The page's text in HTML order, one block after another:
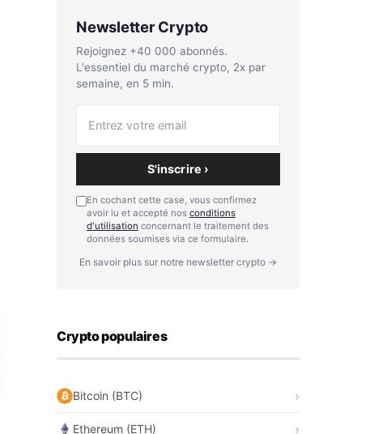
Newsletter Crypto
Rejoignez +40 000 abonnés.
L'essentiel du marché crypto, 2x par
semaine, en 5 min.
S'inscrire ›
En cochant cette case, vous confirmez
avoir lu et accepté nos conditions
d'utilisation concernant le traitement des
données soumises via ce formulaire.
En savoir plus sur notre newsletter crypto →
Crypto populaires
Bitcoin (BTC)
Ethereum (ETH)